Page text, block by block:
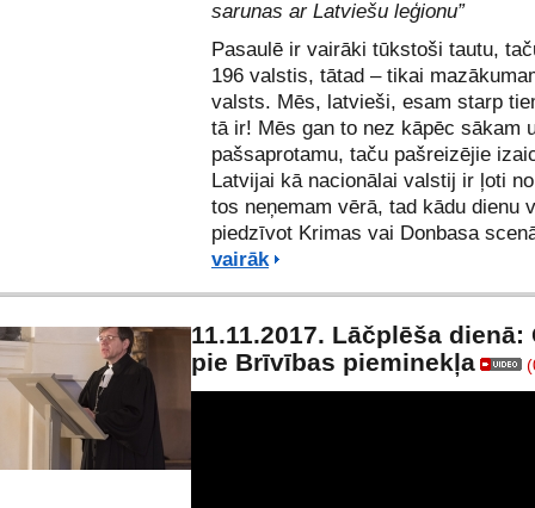
sarunas ar Latviešu leģionu”
Pasaulē ir vairāki tūkstoši tautu,
196 valstis, tātad – tikai
valsts. Mēs, latvieši, esam starp
tā ir! Mēs gan to nez kāpēc sākam
pašsaprotamu, taču pašreizējie
Latvijai kā nacionālai valstij ir ļoti
tos neņemam vērā, tad kādu dienu
piedzīvot Krimas vai Donbasa
vairāk
11.11.2017. Lāčplēša
pie Brīvības pieminekļa